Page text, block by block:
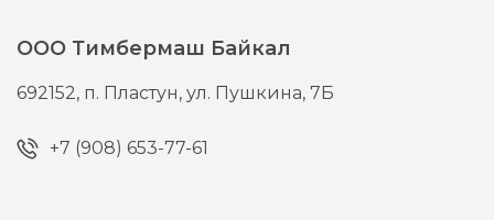
ООО Тимбермаш Байкал
692152, п. Пластун,ул. Пушкина, 7Б
+7 (908) 653-77-61